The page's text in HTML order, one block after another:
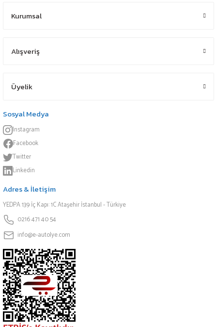
Kurumsal
Alışveriş
Üyelik
Sosyal Medya
Instagram
Facebook
Twitter
Linkedin
Adres & İletişim
YEDPA 139 İç Kapı: 1C Ataşehir İstanbul - Türkiye
0216 471 40 54
info@e-autolye.com